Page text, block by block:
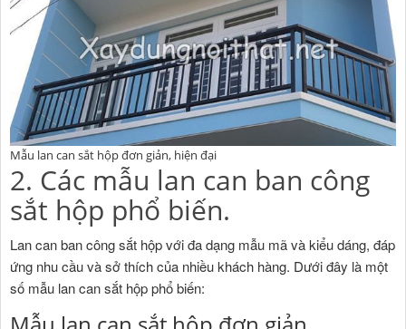
Mẫu lan can sắt hộp đơn giản, hiện đại
2. Các mẫu lan can ban công
sắt hộp phổ biến.
Lan can ban công sắt hộp với đa dạng mẫu mã và kiểu dáng, đáp
ứng nhu cầu và sở thích của nhiều khách hàng. Dưới đây là một
số mẫu lan can sắt hộp phổ biến: